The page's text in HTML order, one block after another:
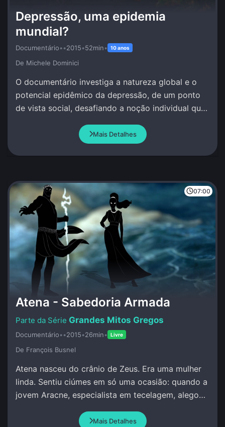
Depressão, uma epidemia
mundial?
Documentário••2015•52min• 10 anos
De Michele Dominici
O documentário investiga a natureza global e o
potencial epidêmico da depressão, de um ponto
de vista social, desafiando a noção individual que
Mais Detalhes
07:00
Atena - Sabedoria Armada
Grandes Mitos Gregos
Documentário••2015•26min• Livre
De François Busnel
Atena nasceu do crânio de Zeus. Era uma mulher
linda. Sentiu ciúmes em só uma ocasião: quando a
jovem Aracne, especialista em tecelagem, alegou
Mais Detalhes